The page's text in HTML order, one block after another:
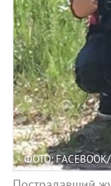
ФОТО: FACEBOOK/